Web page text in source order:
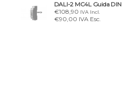
DALI-2 MC4L Guida DIN
€108,90 IVA Incl.
€90,00 IVA Esc.